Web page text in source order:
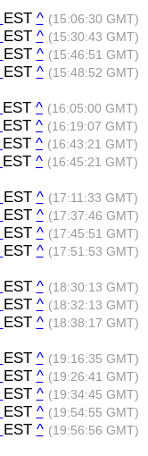
EST ^ (15:06:30 GMT)
EST ^ (15:30:43 GMT)
EST ^ (15:46:51 GMT)
EST ^ (15:48:52 GMT)
EST ^ (16:05:00 GMT)
EST ^ (16:19:07 GMT)
EST ^ (16:43:21 GMT)
EST ^ (16:45:21 GMT)
EST ^ (17:11:33 GMT)
EST ^ (17:37:46 GMT)
EST ^ (17:45:51 GMT)
EST ^ (17:51:53 GMT)
EST ^ (18:30:13 GMT)
EST ^ (18:32:13 GMT)
EST ^ (18:38:17 GMT)
EST ^ (19:16:35 GMT)
EST ^ (19:26:41 GMT)
EST ^ (19:34:45 GMT)
EST ^ (19:54:55 GMT)
EST ^ (19:56:56 GMT)